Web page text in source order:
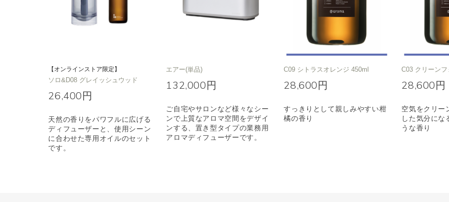
【オンラインストア限定】
ソロ&D08 グレイッシュウッド
26,400円
天然の香りをパワフルに広げる
ディフューザーと、使用シーン
に合わせた専用オイルのセット
です。
エアー(単品)
132,000円
ご自宅やサロンなど様々なシー
ンで上質なアロマ空間をデザイ
ンする、置き型タイプの業務用
アロマディフューザーです。
C09 シトラスオレンジ 450ml
28,600円
すっきりとして親しみやすい柑
橘の香り
C03 クリーンフ
28,600円
空気をクリー
した気分にな
うな香り